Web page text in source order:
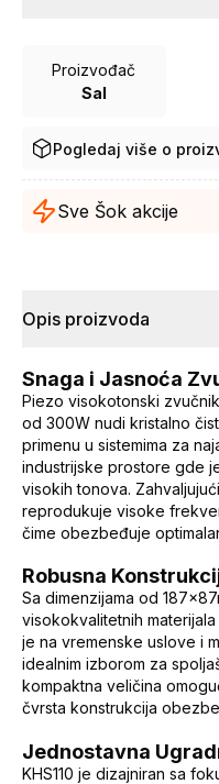
Proizvođač
Sal
Pogledaj više o
Sve Šok akcije
Opis proizvoda
Snaga i Jasnoća
Piezo visokotonski zvučnik
od 300W nudi kristalno
primenu u sistemima za
industrijske prostore gde
visokih tonova.
reprodukuje visoke
čime obezbeđuje
Robusna
Sa dimenzijama od
visokokvalitetnih
je na vremenske uslove i
idealnim izborom za
kompaktna veličina
čvrsta konstrukcija
Jednostavna
KHS110 je dizajniran sa